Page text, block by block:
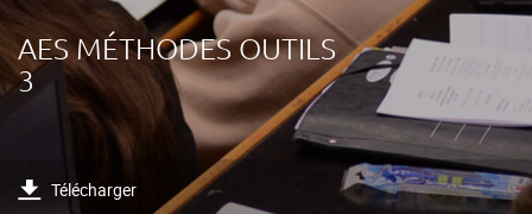
AES MÉTHODES OUTILS
3
Télécharger